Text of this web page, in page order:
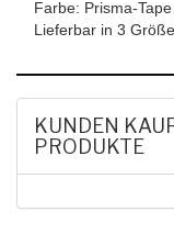
Farbe: Prisma-
Lieferbar in 3
KUNDEN
PRODUKTE